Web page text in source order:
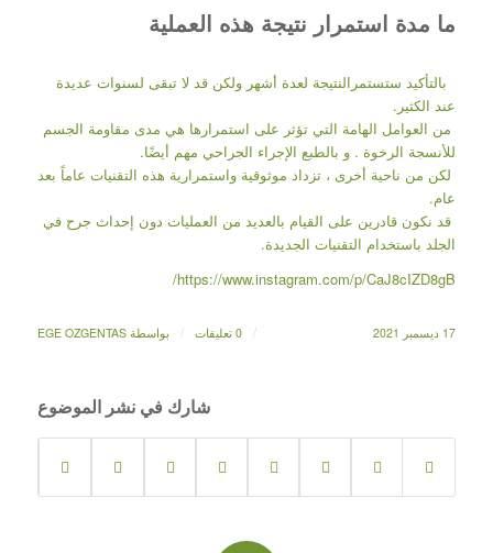
ما مدة استمرار نتيجة هذه العملية
بالتأكيد ستستمرالنتيجة لعدة أشهر ولكن قد لا تبقى لسنوات عديدة
عند الكثير.
من العوامل الهامة التي تؤثر على استمرارها هي مدى مقاومة الجسم
للأنسجة الرخوة . و بالطبع الإجراء الجراحي مهم أيضًا.
لكن من ناحية أخرى ، تزداد موثوقية واستمرارية هذه التقنيات عاماً بعد
عام.
قد نكون قادرين على القيام بالعديد من العمليات دون إحداث جرح في
الجلد باستخدام التقنيات الجديدة.
https://www.instagram.com/p/CaJ8cIZD8gB/
17 ديسمبر 2021 / 0 تعليقات / بواسطةEGE OZGENTAS
شارك في نشر الموضوع